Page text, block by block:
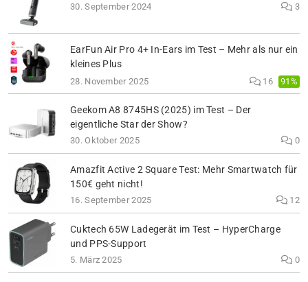
30. September 2024 3
EarFun Air Pro 4+ In-Ears im Test – Mehr als nur ein
kleines Plus
28. November 2025 16 91%
Geekom A8 8745HS (2025) im Test – Der
eigentliche Star der Show?
30. Oktober 2025 0
Amazfit Active 2 Square Test: Mehr Smartwatch für
150€ geht nicht!
16. September 2025 12
Cuktech 65W Ladegerät im Test – HyperCharge
und PPS-Support
5. März 2025 0